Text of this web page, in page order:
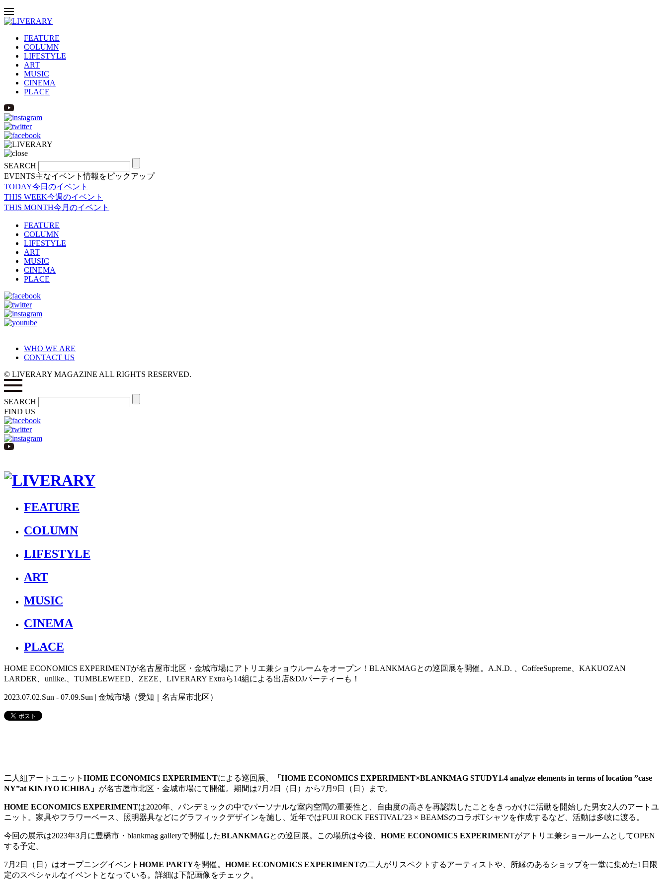
FEATURE
COLUMN
LIFESTYLE
ART
MUSIC
CINEMA
PLACE
SEARCH
EVENTS主なイベント情報をピックアップ
TODAY今日のイベント
THIS WEEK今週のイベント
THIS MONTH今月のイベント
FEATURE
COLUMN
LIFESTYLE
ART
MUSIC
CINEMA
PLACE
WHO WE ARE
CONTACT US
© LIVERARY MAGAZINE ALL RIGHTS RESERVED.
SEARCH
FIND US
FEATURE
COLUMN
LIFESTYLE
ART
MUSIC
CINEMA
PLACE
HOME ECONOMICS EXPERIMENTが名古屋市北区・金城市場にアトリエ兼ショウルームをオープン！BLANKMAGとの巡回展を開催。A.N.D. 、CoffeeSupreme、KAKUOZAN
LARDER、unlike.、TUMBLEWEED、ZEZE、LIVERARY Extraら14組による出店&DJパーティーも！
2023.07.02.Sun - 07.09.Sun | 金城市場（愛知｜名古屋市北区）
二人組アートユニット HOME ECONOMICS EXPERIMENTによる巡回展、
「HOME ECONOMICS EXPERIMENT×BLANKMAG STUDY1.4 analyze elements in terms of location ”case
NY”at KINJYO ICHIBA」 が名古屋市北区・金城市場にて開催。期間は7月2日（日）から7月9日（日）まで。
HOME ECONOMICS EXPERIMENTは2020年、パンデミックの中でパーソナルな室内空間の重要性と、自由度の高さを再認識したことをきっかけに活動を開始した男女2人のアートユ
ニット。家具やフラワーベース、照明器具などにグラフィックデザインを施し、近年ではFUJI ROCK FESTIVAL’23 × BEAMSのコラボTシャツを作成するなど、活動は多岐に渡る。
今回の展示は2023年3月に豊橋市・blankmag galleryで開催したBLANKMAGとの巡回展。この場所は今後、 HOME ECONOMICS EXPERIMENTがアトリエ兼ショールームとしてOPEN
する予定。
7月2日（日）はオープニングイベント HOME PARTYを開催。 HOME ECONOMICS EXPERIMENTの二人がリスペクトするアーティストや、所縁のあるショップを一堂に集めた1日限
定のスペシャルなイベントとなっている。詳細は下記画像をチェック。